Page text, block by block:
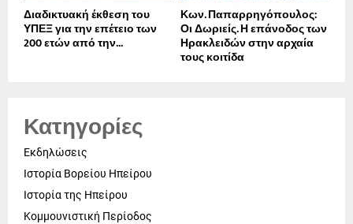
Διαδικτυακή έκθεση του
ΥΠΕΞ για την επέτειο των
200 ετών από την...
Κων. Παπαρρηγόπουλος:
Οι Δωριείς. Η επάνοδος των
Ηρακλειδών στην αρχαία
τους κοιτίδα
Κατηγορίες
Εκδηλώσεις
Ιστορία Βορείου Ηπείρου
Ιστορία της Ηπείρου
Κομμουνιστική Περίοδος